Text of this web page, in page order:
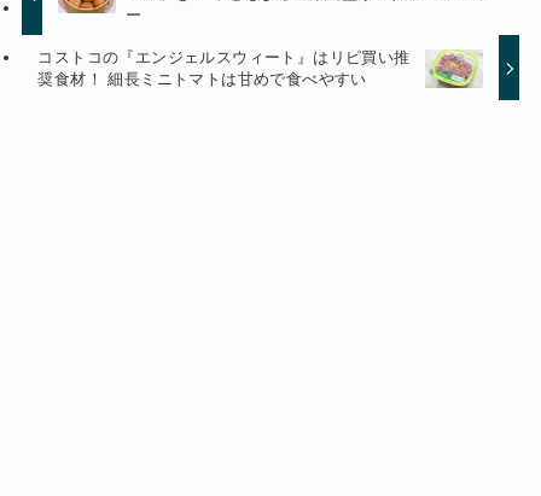
ー
コストコの『エンジェルスウィート』はリピ買い推
奨食材！ 細長ミニトマトは甘めで食べやすい